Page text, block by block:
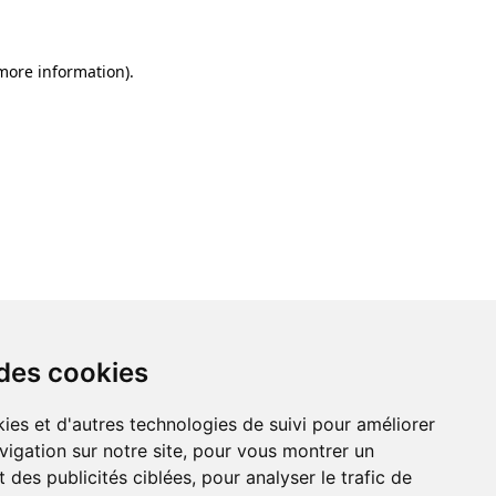
cookies
et d'autres technologies de suivi pour améliorer
sur notre site, pour vous montrer un
des publicités ciblées, pour analyser le trafic de
information).